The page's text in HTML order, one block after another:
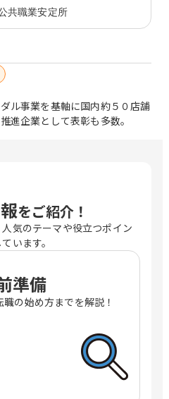
共職業安定所
ル事業を基軸に国内約５０店舗
進企業として表彰も多数。
をご紹介！
気のテーマや役立つポイン
います。
準備
の始め方までを解説！